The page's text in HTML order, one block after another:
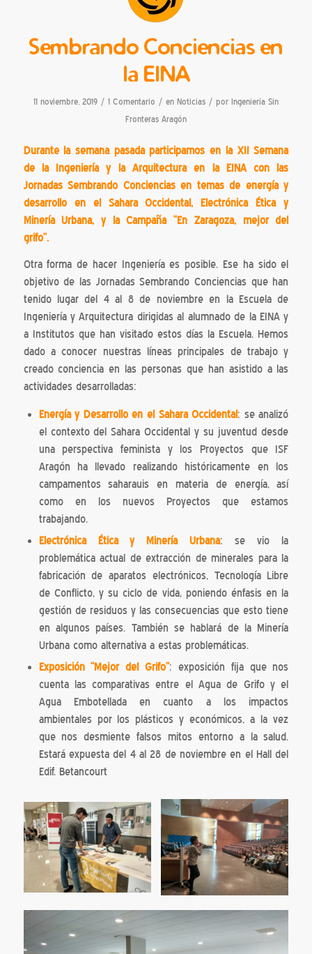
Sembrando Conciencias en
la EINA
11 noviembre, 2019 / 1 Comentario / en Noticias / por Ingeniería Sin
Fronteras Aragón
Durante la semana pasada participamos en la XII Semana
de la Ingeniería y la Arquitectura en la EINA con las
Jornadas Sembrando Conciencias en temas de energía y
desarrollo en el Sahara Occidental, Electrónica Ética y
Minería Urbana, y la Campaña “En Zaragoza, mejor del
grifo”.
Otra forma de hacer Ingeniería es posible. Ese ha sido el
objetivo de las Jornadas Sembrando Conciencias que han
tenido lugar del 4 al 8 de noviembre en la Escuela de
Ingeniería y Arquitectura dirigidas al alumnado de la EINA y
a Institutos que han visitado estos días la Escuela. Hemos
dado a conocer nuestras líneas principales de trabajo y
creado conciencia en las personas que han asistido a las
actividades desarrolladas:
Energía y Desarrollo en el Sahara Occidental: se analizó
el contexto del Sahara Occidental y su juventud desde
una perspectiva feminista y los Proyectos que ISF
Aragón ha llevado realizando históricamente en los
campamentos saharauis en materia de energía, así
como en los nuevos Proyectos que estamos
trabajando.
Electrónica Ética y Minería Urbana: se vio la
problemática actual de extracción de minerales para la
fabricación de aparatos electrónicos, Tecnología Libre
de Conflicto, y su ciclo de vida, poniendo énfasis en la
gestión de residuos y las consecuencias que esto tiene
en algunos países. También se hablará de la Minería
Urbana como alternativa a estas problemáticas.
Exposición “Mejor del Grifo”: exposición fija que nos
cuenta las comparativas entre el Agua de Grifo y el
Agua Embotellada en cuanto a los impactos
ambientales por los plásticos y económicos, a la vez
que nos desmiente falsos mitos entorno a la salud.
Estará expuesta del 4 al 28 de noviembre en el Hall del
Edif. Betancourt